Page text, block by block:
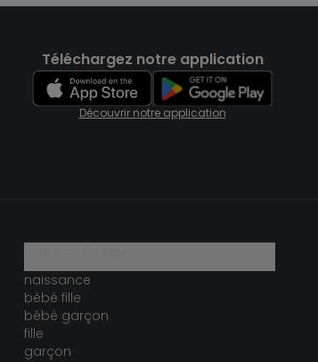
Téléchargez notre application
Découvrir notre application
naissance
bébé fille
bébé garçon
fille
garçon